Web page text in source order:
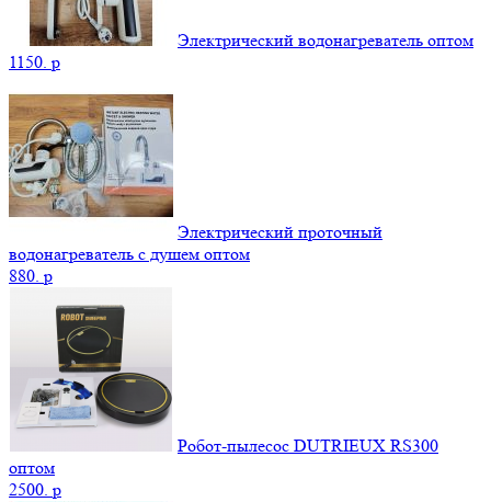
Электрический водонагреватель оптом
1150. p
Электрический проточный
водонагреватель с душем оптом
880. p
Робот-пылесос DUTRIEUX RS300
оптом
2500. p